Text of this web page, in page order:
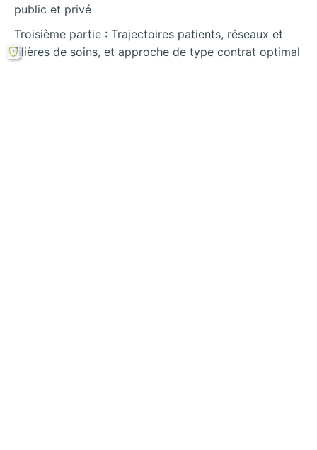
public et privé
Troisième partie : Trajectoires patients, réseaux et
filières de soins, et approche de type contrat optimal